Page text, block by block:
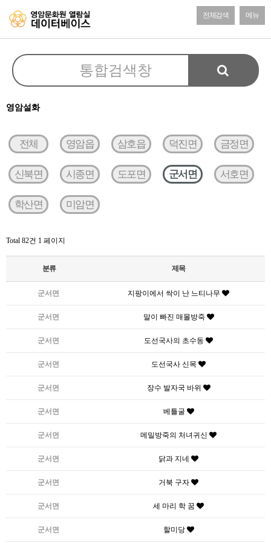
전체검색 메뉴
영암설화
전체 영암읍 삼호읍 덕진면 금정면
신북면 시종면 도포면 군서면 서호면
학산면 미암면
Total 82건 1 페이지
분류 제목
군서면 지팡이에서 싹이 난 느티나무
군서면 말이 빠진 매몰방죽
군서면 도선국사의 초수동
군서면 도선국사 신목
군서면 장수 발자국 바위
군서면 베틀굴
군서면 메밀방죽의 처녀귀신
군서면 닭과 지네
군서면 거북 구자
군서면 세 마리 학 꿈
군서면 할미당